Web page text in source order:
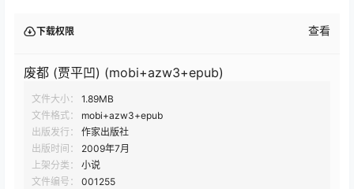
下载权限 查看
废都 (贾平凹) (mobi+azw3+epub)
文件大小：
1.89MB
文件格式：
mobi+azw3+epub
出版发行：
作家出版社
出版时间：
2009年7月
上架分类：
小说
文件编号：
001255